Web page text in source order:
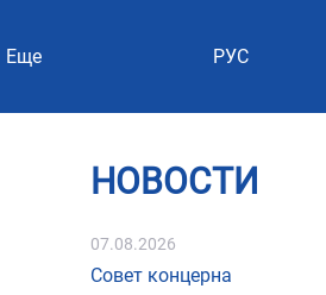
Еще РУС
НОВОСТИ
07.08.2026
Совет концерна